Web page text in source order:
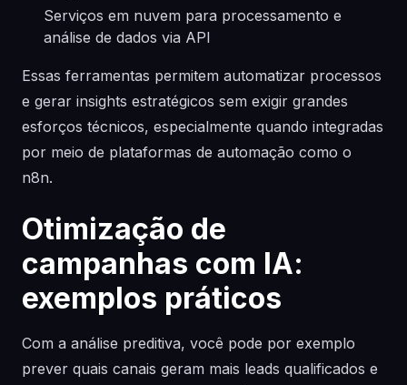
Serviços em nuvem para processamento e
análise de dados via API
Essas ferramentas permitem automatizar processos
e gerar insights estratégicos sem exigir grandes
esforços técnicos, especialmente quando integradas
por meio de plataformas de automação como o
n8n.
Otimização de
campanhas com IA:
exemplos práticos
Com a análise preditiva, você pode por exemplo
prever quais canais geram mais leads qualificados e